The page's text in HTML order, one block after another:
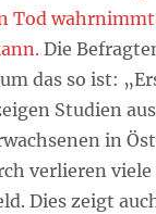
Tod
Die
das so ist:
Studien aus
in
verlieren
Dies zeigt